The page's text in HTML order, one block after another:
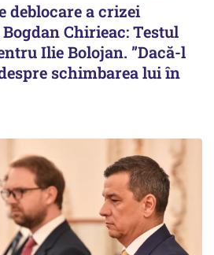
deblocare a crizei
Chirieac: Testul
Ilie Bolojan. ”Dacă-l
schimbarea lui în